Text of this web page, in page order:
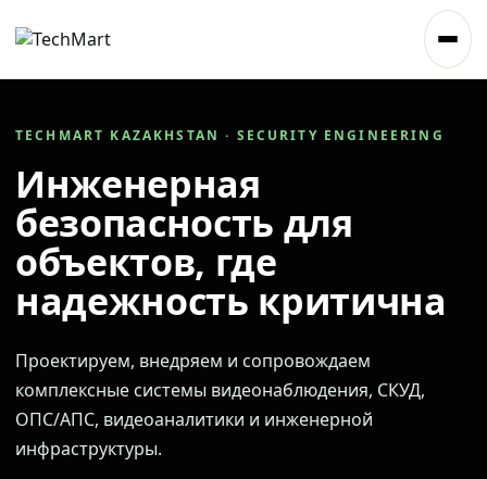
TECHMART KAZAKHSTAN · SECURITY ENGINEERING
Инженерная
безопасность для
объектов, где
надежность критична
Проектируем, внедряем и сопровождаем
комплексные системы видеонаблюдения, СКУД,
ОПС/АПС, видеоаналитики и инженерной
инфраструктуры.